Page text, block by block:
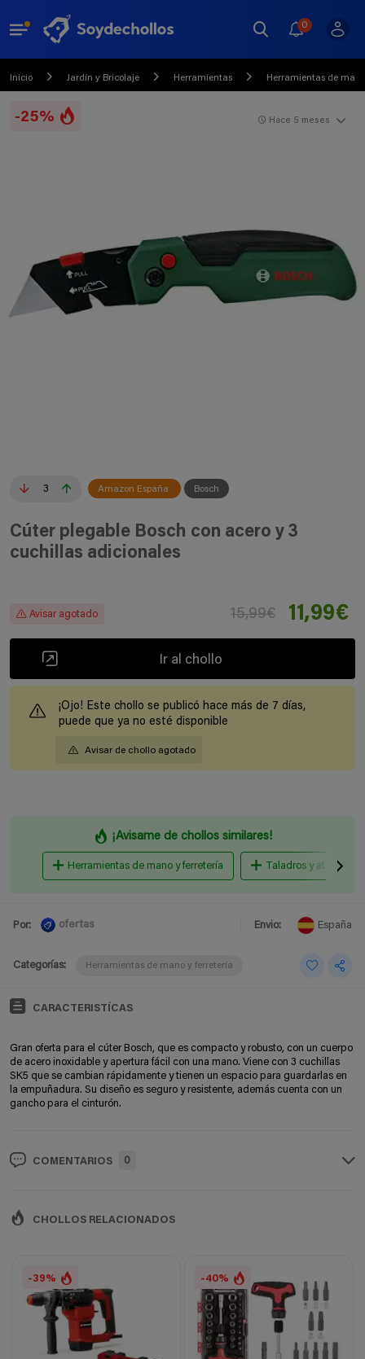
0
Inicio Jardín y Bricolaje Herramientas Herramientas de
-25%
3 Amazon España Bosch
Hace 5 meses
Cúter plegable Bosch con acero y 3
cuchillas adicionales
Avisar agotado 15,99€ 11,99€
Ir al chollo
¡Ojo! Este chollo se publicó hace más de 7 días,
puede que ya no esté disponible
Avisar de chollo agotado
¡Avisame de chollos similares!
Herramientas de mano y ferretería Taladros y
Por: ofertas Envio: España
Categorías: Herramientas de mano y ferretería
CARACTERISTÍCAS
Gran oferta para el cúter Bosch, que es compacto y robusto, con un cuerpo
de acero inoxidable y apertura fácil con una mano. Viene con 3 cuchillas
SK5 que se cambian rápidamente y tienen un espacio para guardarlas en
la empuñadura. Su diseño es seguro y resistente, además cuenta con un
gancho para el cinturón.
COMENTARIOS 0
CHOLLOS RELACIONADOS
-39% -40%